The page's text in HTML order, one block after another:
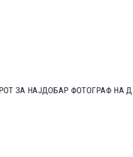
ФОТОГРАФ НА ДИВИОТ СВЕТ НА